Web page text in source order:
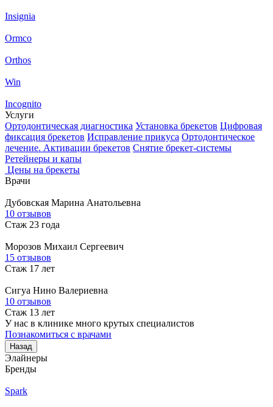
Insignia
Ormco
Orthos
Win
Incognito
Услуги
Ортодонтическая диагностика Установка брекетов Цифровая
фиксация брекетов Исправление прикуса Ортодонтическое
лечение. Активации брекетов Снятие брекет-системы
Ретейнеры и капы
Цены на брекеты
Врачи
Дубовская Марина Анатольевна
10 отзывов
Стаж 23 года
Морозов Михаил Сергеевич
15 отзывов
Стаж 17 лет
Сигуа Нино Валериевна
10 отзывов
Стаж 13 лет
У нас в клинике много крутых специалистов
Познакомиться с врачами
Назад
Элайнеры
Бренды
Spark